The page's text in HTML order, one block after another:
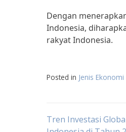
Dengan
Indonesia,
rakyat Indonesia.
Posted in Jenis Ekonomi
Post
Tren Investasi